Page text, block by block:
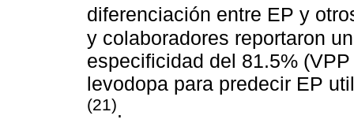
diferenciación entre EP y
y colaboradores reportaron
especificidad del 81.5%
levodopa para predecir EP
(21).